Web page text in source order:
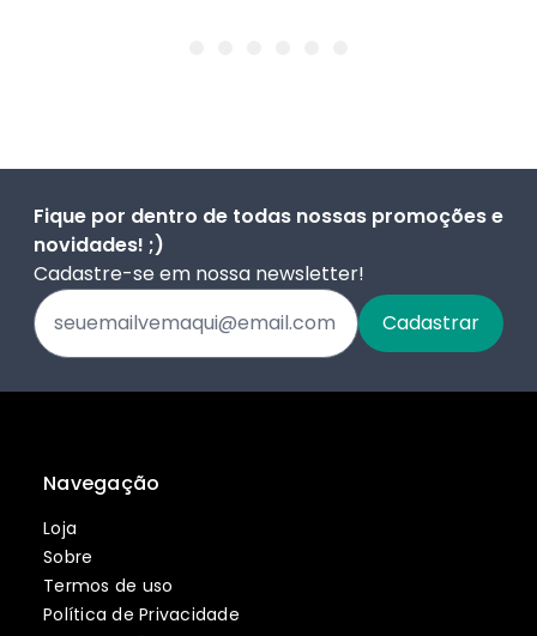
Fique por dentro de todas nossas promoções e
novidades! ;)
Cadastre-se em nossa newsletter!
Navegação
Loja
Sobre
Termos de uso
Política de Privacidade